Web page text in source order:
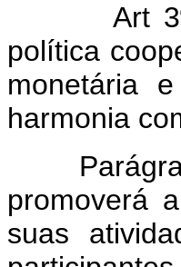
Art
política
monetária
harmonia
Parágrafo
promoverá
suas